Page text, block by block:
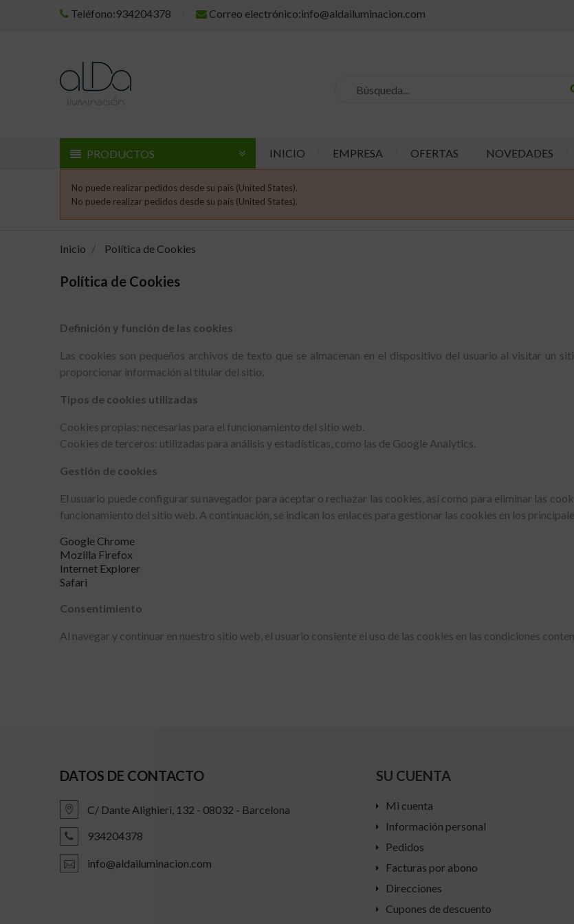
Teléfono:934204378 Correo electrónico:info@aldailuminacion.com
PRODUCTOS INICIO EMPRESA OFERTAS NOVEDADES
No puede realizar pedidos desde su país (United States).
No puede realizar pedidos desde su país (United States).
Inicio Política de Cookies
Política de Cookies
Definición y función de las cookies
Las cookies son pequeños archivos de texto que se almacenan en el dispositivo del usuario al visitar un
proporcionar información al titular del sitio.
Tipos de cookies utilizadas
Cookies propias: necesarias para el funcionamiento del sitio web.
Cookies de terceros: utilizadas para análisis y estadísticas, como las de Google Analytics.
Gestión de cookies
El usuario puede configurar su navegador para aceptar o rechazar las cookies, así como para eliminar las
funcionamiento del sitio web. A continuación, se indican los enlaces para gestionar las cookies en los
Google Chrome
Mozilla Firefox
Internet Explorer
Safari
Consentimiento
Al navegar y continuar en nuestro sitio web, el usuario consiente el uso de las cookies en las condiciones
DATOS DE CONTACTO
C/ Dante Alighieri, 132 - 08032 - Barcelona
934204378
info@aldailuminacion.com
SU CUENTA
Mi cuenta
Información personal
Pedidos
Facturas por abono
Direcciones
Cupones de descuento